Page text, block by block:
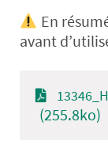
En
avant
(255.8ko)